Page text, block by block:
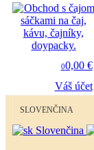
00,00 €
Váš účet
SLOVENČINA
Slovenčina